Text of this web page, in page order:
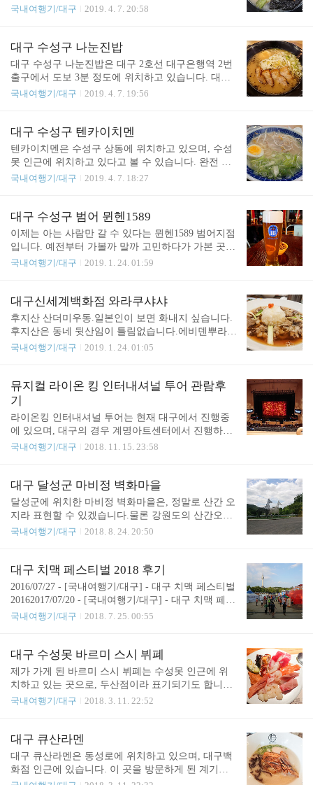
다.동대구복합환승센터는 동대구역 옆에 위치하고
승센터는 신세계백화점과 한 건물을 공유하고 있습
니다.이곳의 장점은 압도적인 가성비 입니다.기본 돈
코츠라멘이 무려 3,900원입니다! 일반적으로 라멘이
렴한걸 찾는건 힘들다는 것을 고려한다면 매우 만족
모든것이 셀프입니다만, 매장 자체가 작은 만큼 전혀
문제 될 것은 없습니다.돈코츠 라멘 3,900원면 추가
1,000원 입니다. 합계 4,900원 입니다!!맛 자체도 평..
국내여행기/대구 2019. 4. 7. 20:58
대구 수성구 나눈진밥
대구 수성구 나눈진밥은 대구 2호선 대구은행역 2번
출구에서 도보 3분 정도에 위치하고 있습니다. 대구
광역시 수성구 달구벌대로458길 21 에 위치하고 있
확인할 수 있습니다. 처음에는 무슨 밥집처럼 생각되
는 상호명인데요, 실제로는 라멘집입니다. 어디까지
나 저 개인적인 기준으로, 제가 걸어서 다닐 수 있는
습니다. 시내까지 가지 않고도 맛 볼 수 있는 라멘집
당 이벤트..를 하지는 않았습니다. 맥주를 안 마셨거
든요. 다만, 실제로 건물 외관에서 라멘전문점이라고
적혀있음에도 불구하고, 실제 메뉴판에서 라멘 메뉴
는 ..
국내여행기/대구 2019. 4. 7. 19:56
대구 수성구 텐카이치멘
텐카이치멘은 수성구 상동에 위치하고 있으며, 수성
못 인근에 위치하고 있다고 볼 수 있습니다. 완전 수
성못 바로 옆이라고 이야기 할 수는 없지만, 여튼 수
런것 같지는 않았습니다. 일단 남성 한 분만이 있었
고, 이 분이 모든걸 다 합니다. 그리고 전화통화하는
걸 들을 수 있었는데, 구수한 사투리..를 쓰십니다. 일
동안 대구나 인근에서 사신게 틀림이 없지 않나 싶네
배제할 수 없겠습니다. 다만, 작년 5월에 오픈하였다
고 나와있는데, 그 사이에 인수가 되었을까에 대해선
잘 모르겠습니다. 가격은 위와 같습니다. 시오..
국내여행기/대구 2019. 4. 7. 18:27
대구 수성구 범어 뮌헨1589
이제는 아는 사람만 갈 수 있다는 뮌헨1589 범어지점
입니다. 예전부터 가볼까 말까 고민하다가 가본 곳입
니다.한번은 가봤다가 망했는지 영업을 안하는 날이
어떤 지도업체에서도 이 곳의 정보가 남아있지 않기
때문이죠.아마도 망했다가 다시 시작한건지.. 그건
잘 모르겠습니다. 위치는 수성구청 옆에 있고, 위 이
낌인지라 거리뷰에서도 잡히지 않네요. (구글, 네이
니다만, 술집에 굳이 차량을 들고갈 이유는 없지 않
나 싶습니다. 대구 2호선이 인근에 있으니, 대중교통
접근성은 뛰어난 편입니다. 사진은 7천원짜리 ..
국내여행기/대구 2019. 1. 24. 01:59
대구신세계백화점 와라쿠샤샤
후지산 산더미우동.일본인이 보면 화내지 싶습니다.
후지산은 동네 뒷산임이 틀림없습니다.에비덴뿌라
우동.한국말로는 새우튀김 우동이라 보시면 됩니다.
게 나쁘지도, 그렇다고 착한 가격이나, 많은 양도 아
닌 느낌이였네요. 백화점에 위치하고 있다는 것 자체
로 이미 어느정도 가격대는 있을 수 밖에 없긴 합니
다.무엇보다 인근에 딱히 괜찮은 일식집(?)이 없기도
하구요. 다만, 우동으로 접근한다면 선택지가 몇 군
데 있긴 합니다만, 여기도 나쁘지는 않습니다. 평일
사람들이 줄을 설 가능성이 높아서, 그 경우라면 줄
서서까지 기다리면서 먹을 수준인가면, 제 의견은사
실 대구신세계..
국내여행기/대구 2019. 1. 24. 01:05
뮤지컬 라이온 킹 인터내셔널 투어 관람후
기
라이온킹 인터내셔널 투어는 현재 대구에서 진행중
에 있으며, 대구의 경우 계명아트센터에서 진행하고
있습니다.한국에서 원어로 만나는 최초의 공연이라
의 배우는 이분들인거 같습니다.2층에서 관람했는
데, 얼굴까지 구별될 정도로 가까운 거리가 아니였는
지라..제 자리는 2층 앞이였습니다.난간이 있긴 했는
도 좋았고, 자리에 대해서는 문제가 없었습니다만,1
는 장면에서는, 1층이 부럽긴 했습니다. 제 자리에서
촬영한 무대입니다. 사실 이 외의 다른 것들은 촬영
자체가 금지되어 있어서, 더 이상의 사진은 없습니
다. 중간에 휴식시간이..
국내여행기/대구 2018. 11. 15. 23:58
대구 달성군 마비정 벽화마을
달성군에 위치한 마비정 벽화마을은, 정말로 산간 오
지라 표현할 수 있겠습니다.물론 강원도의 산간오지
와는 전혀 다릅니다만, 여튼 대구광역시를 달고 있는
에 수렴한다고 봐도 무방합니다. 자그마한 마을 곳곳
에 벽화가 되어 있다고 보면 되겠네요.인근에 대구수
목원이 위치하고 있으며, 남경문씨 집성촌도 오는길
낌 위주입니다.천사날개 있고 이런쪽의 벽화들이 아
나중에 나오는 벽화들은 아파트가 있고 이렇게 될까
싶은 생각도 잠시 해봅니다. 규모는 작습니다.여유롭
게 돌아도 30분이 안 걸리고, 뭐 마시면서 쉬어도 한
시간 정도입..
국내여행기/대구 2018. 8. 24. 20:50
대구 치맥 페스티벌 2018 후기
2016/07/27 - [국내여행기/대구] - 대구 치맥 페스티벌
20162017/07/20 - [국내여행기/대구] - 대구 치맥 페스
티벌 2017 후기에 이어서, 올해 2018년도 대구 치맥
토요일이였습니다.두류역으로 나와서, 두류공원으로
가는 길에 이미 땀이 흐리기 시작합니다.올해도 카스
가 있습니다. 카스만..커다란 맥주업체들은 참가할
쿨링로드? 라 불리는 것 같습니다.여튼 이건 올해 처
가 메인입니다.다만, 이쪽은 맥주가 없습니다.그래서
저는 이쪽은 잘 안갑니다.무엇보다 연예인들을 불러
서 사람들이 붐비는 ..
국내여행기/대구 2018. 7. 25. 00:55
대구 수성못 바르미 스시 뷔폐
제가 가게 된 바르미 스시 뷔폐는 수성못 인근에 위
치하고 있는 곳으로, 두산점이라 표기되기도 합니다.
넓은 주차장을 보유하고 있기에, 차량 접근성은 아주
합니다. 1층에 위치한 바르미 스시 뷔폐입니다. 평일
저녁의 경우 대인 23,800 원입니다.기본 이용시간은
90분이며, 추가시간 30분당 1인 4,000원이 추가됩니
국내여행기/대구 2018. 3. 11. 22:52
대구 큐산라멘
대구 큐산라멘은 동성로에 위치하고 있으며, 대구백
화점 인근에 있습니다. 이 곳을 방문하게 된 계기라
면야.. 한 분의 글이 계기가 되었습니다.https://www.cl